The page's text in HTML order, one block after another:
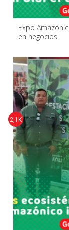
Expo
en negocios
2,1K